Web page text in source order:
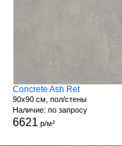
Concrete Ash Ret
90x90 см, пол/стены
Наличие: по запросу
6621 р/м²